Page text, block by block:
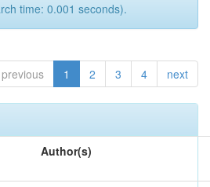
time: 0.001 seconds).
previous 1 2 3 4 next
Author(s)